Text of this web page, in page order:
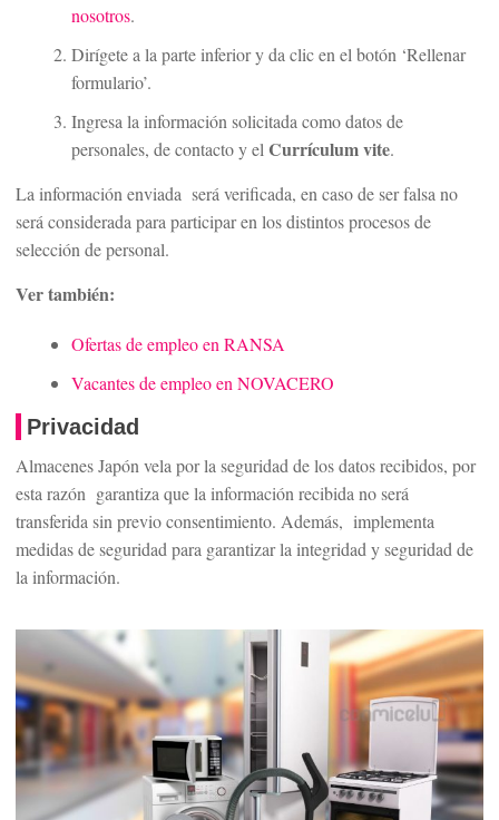
nosotros.
Dirígete a la parte inferior y da clic en el botón ‘Rellenar
formulario’.
Ingresa la información solicitada como datos de
personales, de contacto y el Currículum vite.
La información enviada será verificada, en caso de ser falsa no
será considerada para participar en los distintos procesos de
selección de personal.
Ver también:
Ofertas de empleo en RANSA
Vacantes de empleo en NOVACERO
Privacidad
Almacenes Japón vela por la seguridad de los datos recibidos, por
esta razón garantiza que la información recibida no será
transferida sin previo consentimiento. Además, implementa
medidas de seguridad para garantizar la integridad y seguridad de
la información.